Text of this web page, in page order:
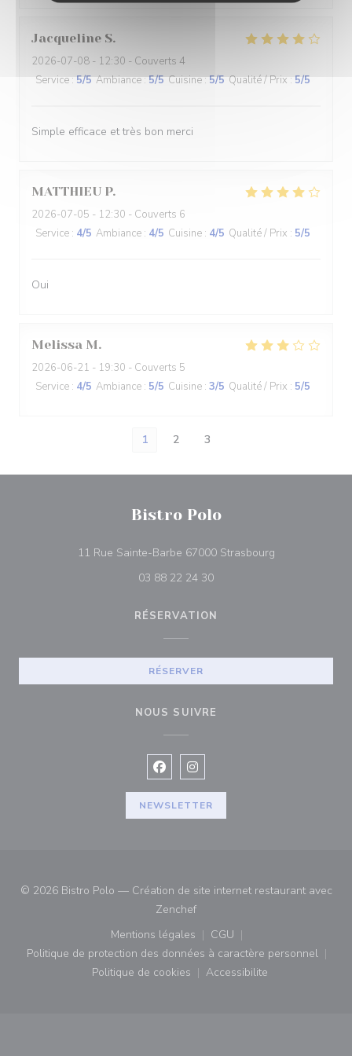
Jacqueline S
2026-07-08 - 12:30 - Couverts 4
Service:5/5 Ambiance:5/5 Cuisine:5/5 Qualité / Prix : 5/5
Simple efficace et très bon merci
MATTHIEU P
2026-07-05 - 12:30 - Couverts 6
Service : 4/5 Ambiance : 4/5 Cuisine : 4/5 Qualité / Prix : 5/5
Oui
Melissa M
2026-06-21 - 19:30 - Couverts 5
Service : 4/5 Ambiance : 5/5 Cuisine : 3/5 Qualité / Prix : 5/5
1 2 3
Bistro Polo
11 Rue Sainte-Barbe 67000 Strasbourg((ouvre une
03 88 22 24 30
RÉSERVATION
RÉSERVER
NOUS SUIVRE
Facebook ((ouvre une nouvelle
Instagram ((ouvre une
NEWSLETTER
© 2026 Bistro Polo — Création de site internet restaurant avec
Zenchef((ouvre une nouvelle fenêtre))
Mentions légales
((ouvre une nouvelle fenêtre))
CGU
((ouvre une nouvelle
Politique de protection des données à caractère personnel
((ouvre une nouvelle fenêtre))
Politique de cookies
((ouvre une nouvelle fenêtre))
Accessibilite
((ouvre une nouvelle